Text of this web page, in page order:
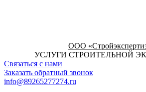
ООО
УСЛУГИ СТРОИТЕЛЬНОЙ
Связаться с нами
Заказать обратный звонок
info@89265277274.ru